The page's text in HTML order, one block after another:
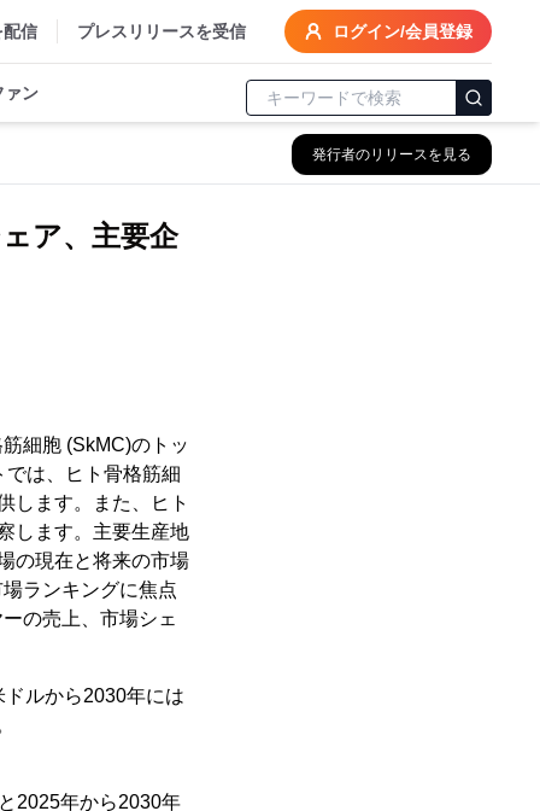
配信 プレスリリースを受信 ログイン/会員登録
ァン
発行者のリリースを見る
ア、主要企
細胞 (SkMC)のトッ
は、ヒト骨格筋細
します。また、ヒト
します。主要生産地
の現在と将来の市場
ランキングに焦点
の売上、市場シェ
ルから2030年には
2025年から2030年